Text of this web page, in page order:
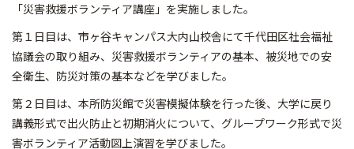
「災害救援ボランティア講座」を実施しました。
第１日目は、市ヶ谷キャンパス大内山校舎にて千代田区社会福祉
協議会の取り組み、災害救援ボランティアの基本、被災地での安
全衛生、防災対策の基本などを学びました。
第２日目は、本所防災館で災害模擬体験を行った後、大学に戻り
講義形式で出火防止と初期消火について、グループワーク形式で災
害ボランティア活動図上演習を学びました。